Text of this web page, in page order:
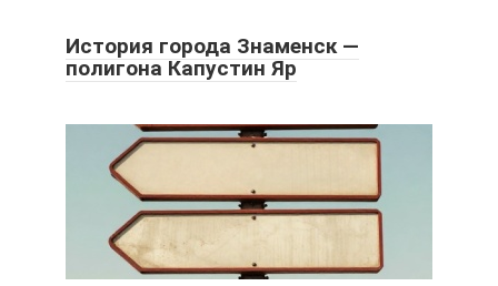
История города Знаменск —
полигона Капустин Яр